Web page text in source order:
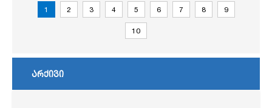
1 2 3 4 5 6 7 8 9
10
არქივი